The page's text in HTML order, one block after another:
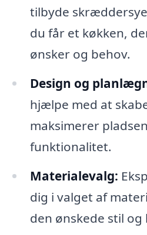
tilbyde
du får et køkken,
ønsker og behov.
Design og
hjælpe med at
maksimerer
funktionalitet.
Materialevalg:
dig i valget af
den ønskede stil